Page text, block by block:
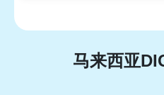
马来西亚